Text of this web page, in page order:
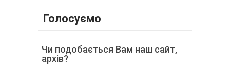
Голосуємо
Чи подобається Вам наш сайт,
архів?